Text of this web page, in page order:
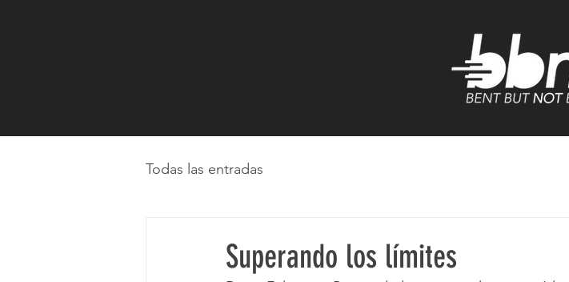
Todas las entradas
Superando los límites